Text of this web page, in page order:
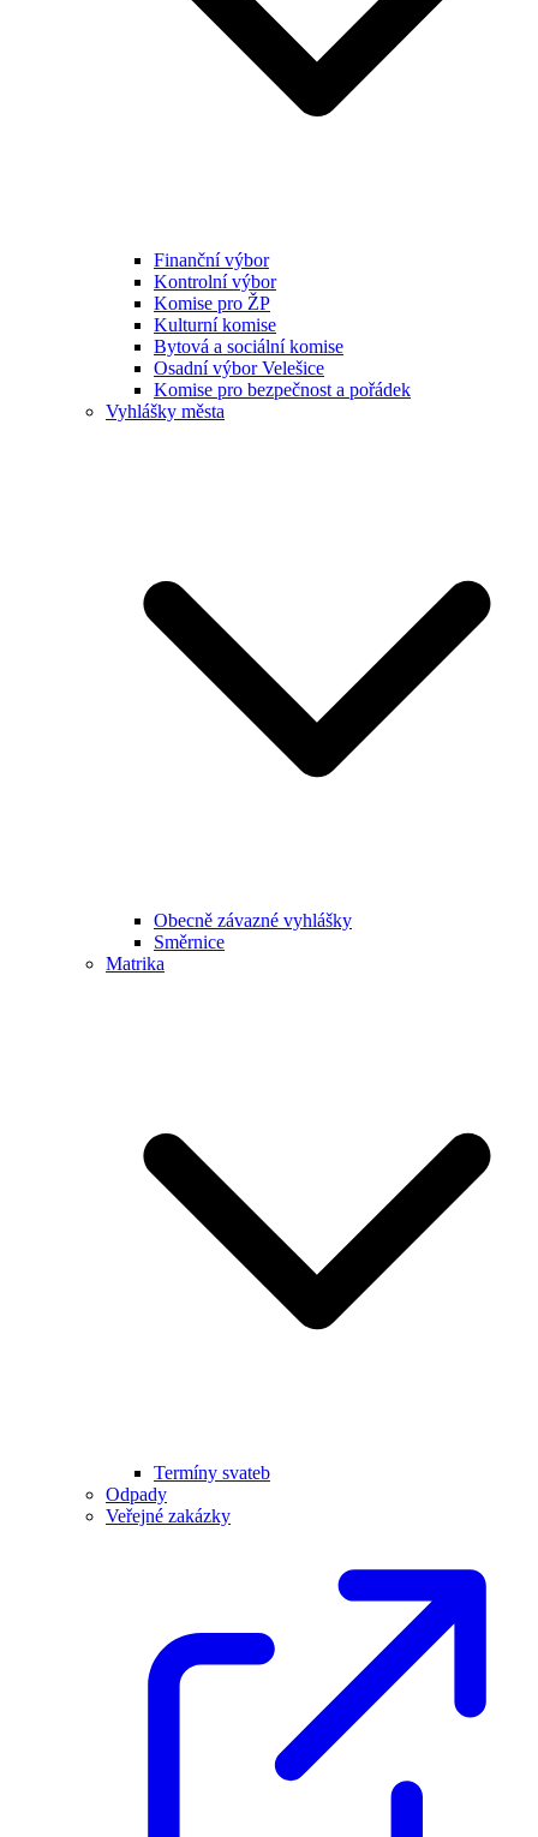
Finanční výbor
Kontrolní výbor
Komise pro ŽP
Kulturní komise
Bytová a sociální komise
Osadní výbor Velešice
Komise pro bezpečnost a pořádek
Vyhlášky města
Obecně závazné vyhlášky
Směrnice
Matrika
Termíny svateb
Odpady
Veřejné zakázky